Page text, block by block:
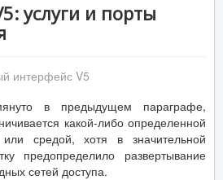
услуги и порты
интерфейс V5
в предыдущем параграфе,
какой-либо определенной
или средой, хотя в значительной
предопределило развертывание
сетей доступа.